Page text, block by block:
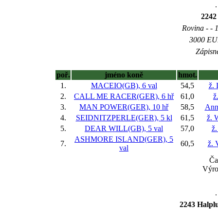
Rovina - -
3000
poř. jméno koně
hmot.
1.
MACEIO(GB), 6 val 54,5
ž.
2.
CALL ME RACER(GER), 6 hř 61,0
3.
MAN POWER(GER), 10 hř 58,5
4.
SEIDNITZPERLE(GER), 5 kl 61,5
ž.
5.
DEAR WILL(GB), 5 val 57,0
7.
ASHMORE ISLAND(GER), 5
val
60,5
ž.
2243